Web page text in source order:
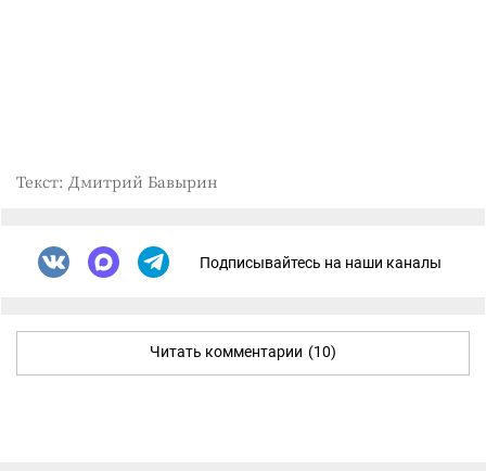
Текст: Дмитрий Бавырин
Подписывайтесь на наши каналы
Читать комментарии (10)